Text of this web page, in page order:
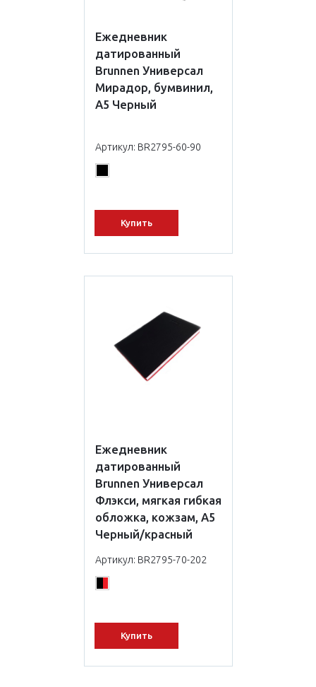
Ежедневник
датированный
Brunnen Универсал
Мирадор, бумвинил,
А5 Черный
Артикул: BR2795-60-90
Купить
Ежедневник
датированный
Brunnen Универсал
Флэкси, мягкая гибкая
обложка, кожзам, А5
Черный/красный
Артикул: BR2795-70-202
Купить